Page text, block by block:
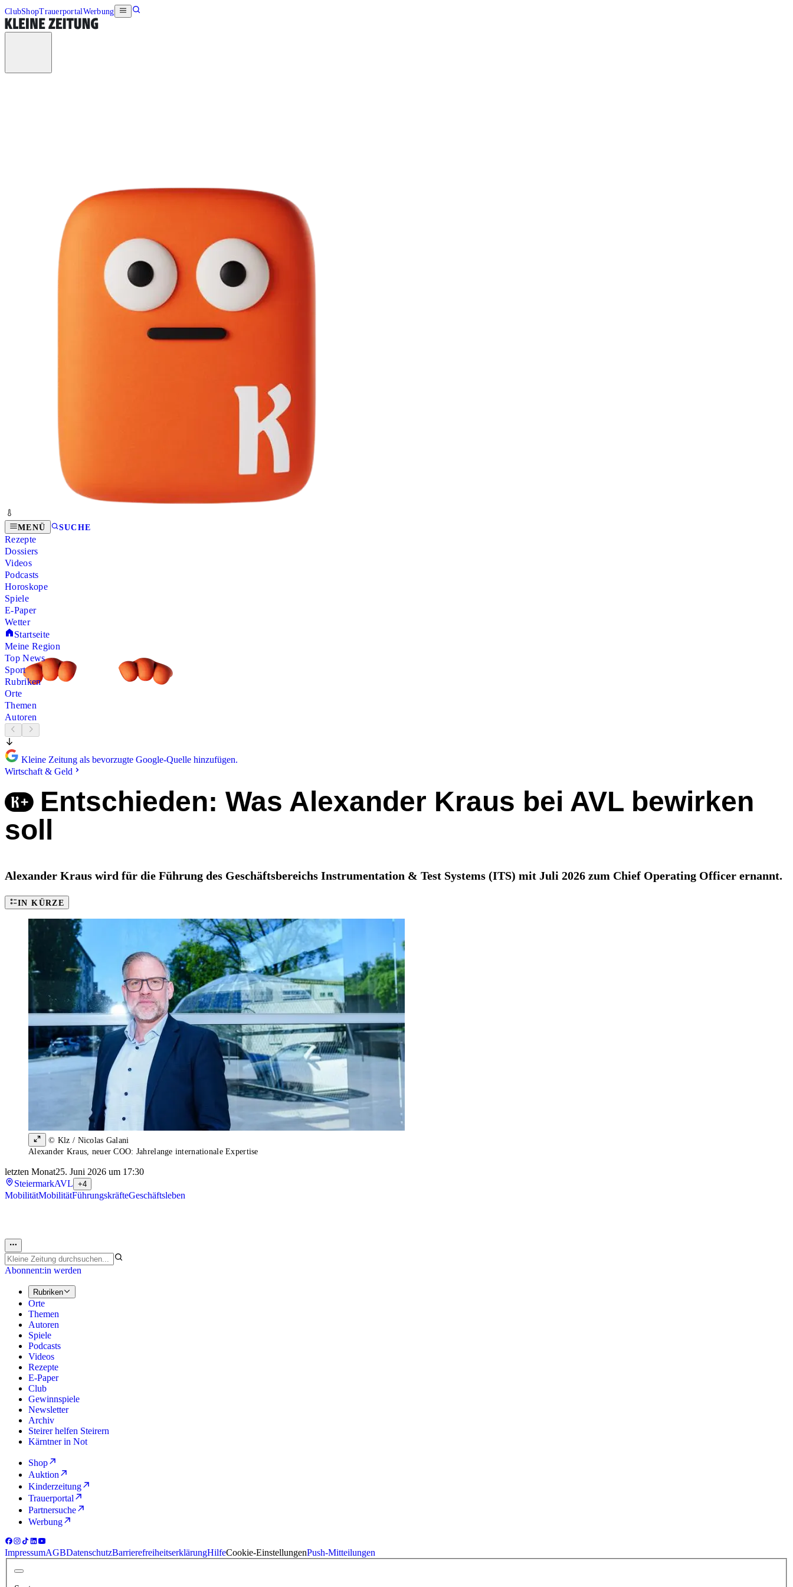
ClubShopTrauerportalWerbung
MENÜ SUCHE
Rezepte
Dossiers
Videos
Podcasts
Horoskope
Spiele
E-Paper
Wetter
Startseite
Meine Region
Top News
Sport
Rubriken
Orte
Themen
Autoren
Kleine Zeitung als bevorzugte Google-Quelle hinzufügen.
Wirtschaft & Geld
Entschieden: Was Alexander Kraus bei AVL bewirken
soll
Alexander Kraus wird für die Führung des Geschäftsbereichs Instrumentation & Test Systems (ITS) mit Juli 2026 zum Chief Operating Officer ernannt.
IN KÜRZE
© Klz / Nicolas Galani
Alexander Kraus, neuer COO: Jahrelange internationale Expertise
letzten Monat25. Juni 2026 um 17:30
SteiermarkAVL +4
MobilitätMobilitätFührungskräfteGeschäftsleben
Abonnent:in werden
Rubriken
Orte
Themen
Autoren
Spiele
Podcasts
Videos
Rezepte
E-Paper
Club
Gewinnspiele
Newsletter
Archiv
Steirer helfen Steirern
Kärntner in Not
Shop
Auktion
Kinderzeitung
Trauerportal
Partnersuche
Werbung
ImpressumAGBDatenschutzBarrierefreiheitserklärungHilfeCookie-EinstellungenPush-Mitteilungen